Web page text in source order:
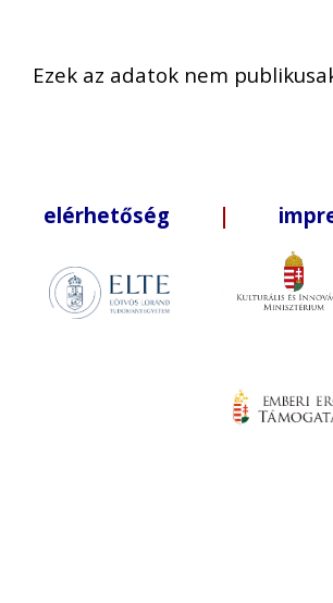
Ezek az adatok nem
elérhetőség |